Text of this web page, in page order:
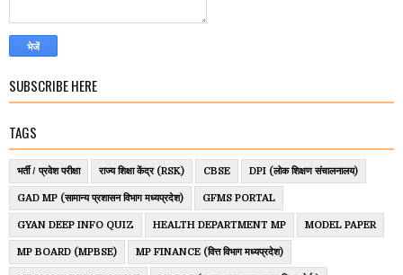
SUBSCRIBE HERE
TAGS
भर्ती / प्रवेश परीक्षा राज्य शिक्षा केंद्र (RSK) CBSE DPI (लोक शिक्षण संचालनालय)
GAD MP (सामान्य प्रशासन विभाग मध्यप्रदेश) GFMS PORTAL
GYAN DEEP INFO QUIZ HEALTH DEPARTMENT MP MODEL PAPER
MP BOARD (MPBSE) MP FINANCE (वित्त विभाग मध्यप्रदेश)